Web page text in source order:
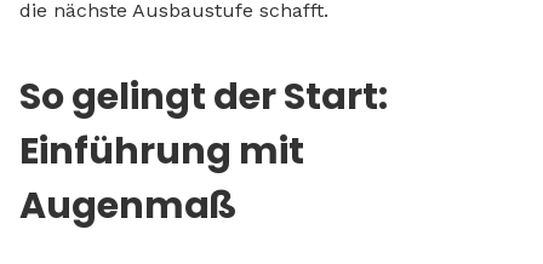
die nächste Ausbaustufe schafft.
So gelingt der Start:
Einführung mit
Augenmaß